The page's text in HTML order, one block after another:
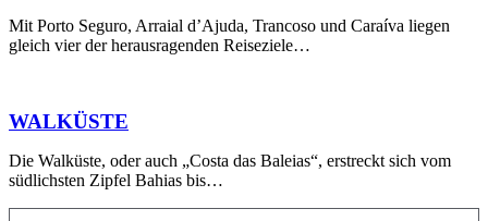
Mit Porto Seguro, Arraial d’Ajuda, Trancoso und Caraíva liegen
gleich vier der herausragenden Reiseziele…
WALKÜSTE
Die Walküste, oder auch „Costa das Baleias“, erstreckt sich vom
südlichsten Zipfel Bahias bis…